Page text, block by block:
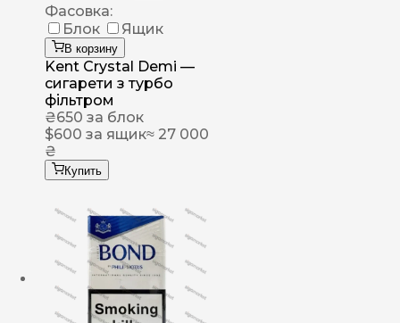
Фасовка:
Блок
Ящик
В корзину
Kent Crystal Demi —
сигарети з турбо
фільтром
₴650 за блок
$600 за ящик≈ 27 000
₴
Купить